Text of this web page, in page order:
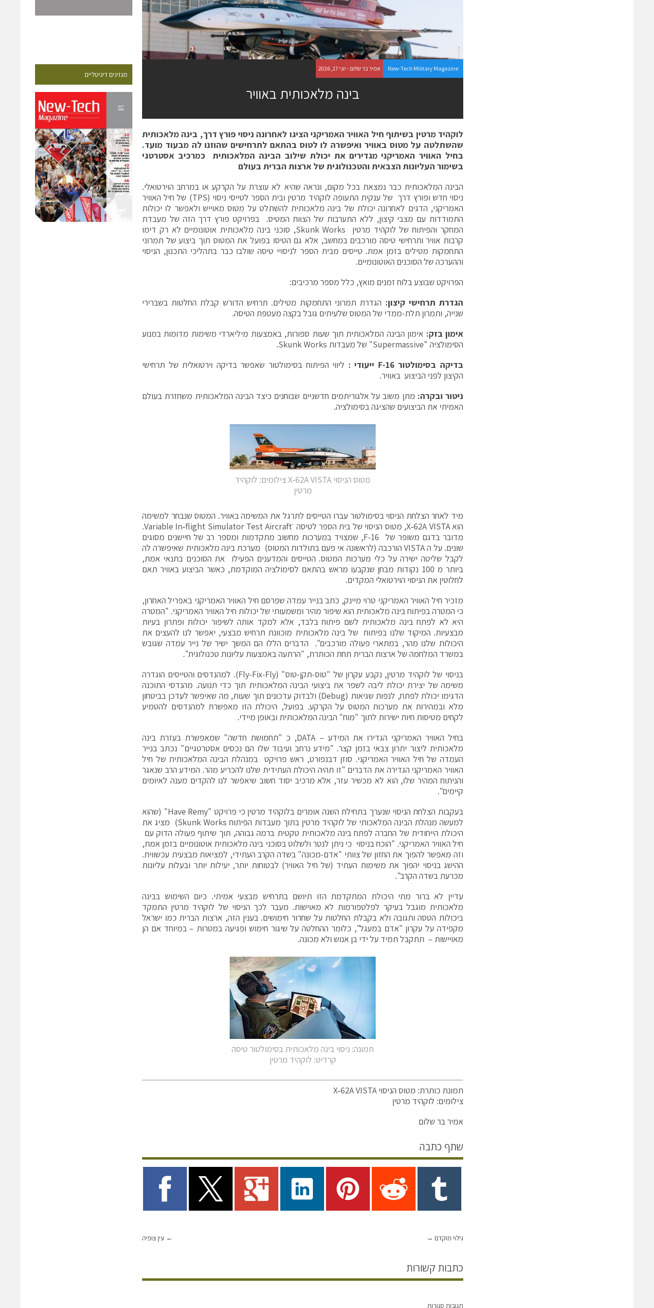
מגזינים דיגיטליים
New-Tech Military Magazine אמיר בר שלום - יוני 17, 2026
בינה מלאכותית באוויר
לוקהיד מרטין בשיתוף חיל האוויר האמריקני הציגו לאחרונה ניסוי פורץ דרך, בינה מלאכותית
שהשתלטה על מטוס באוויר ואיפשרה לו לטוס בהתאם לתרחישים שהוזנו לה מבעוד מועד.
בחיל האוויר האמריקני מגדירים את יכולת שילוב הבינה המלאכותית כמרכיב אסטרטגי
בשימור העליונות הצבאית והטכנולוגית של ארצות הברית בעולם
הבינה המלאכותית כבר נמצאת בכל מקום, ונראה שהיא לא עוצרת על הקרקע או במרחב הוירטואלי.
ניסוי חדש ופורץ דרך של ענקית התעופה לוקהיד מרטין ובית הספר לטייסי ניסוי (TPS) של חיל האוויר
האמריקני, הדגים לאחרונה יכולת של בינה מלאכותית להשתלט על מטוס מאוייש ולאפשר לו יכולות
התמודדות עם מצבי קיצון, ללא התערבות של הצוות המטיס. בפרויקט פורץ דרך הזה של מעבדת
המחקר והפיתוח של לוקהיד מרטין Skunk Works, סוכני בינה מלאכותית אוטונומיים לא רק דימו
קרבות אוויר ותרחישי טיסה מורכבים במחשב, אלא גם הטיסו בפועל את המטוס תוך ביצוע של תמרוני
התחמקות מטילים בזמן אמת. טייסים מבית הספר לניסויי טיסה שולבו כבר בתהליכי התכנון, הניסוי
וההערכה של הסוכנים האוטונומיים.
הפרויקט שבוצע בלוח זמנים מואץ, כלל מספר מרכיבים:
הגדרת תרחישי קיצון: הגדרת תמרוני התחמקות מטילים. תרחיש הדורש קבלת החלטות בשברירי
שנייה, ותמרון תלת-ממדי של המטוס שלעיתים גובל בקצה מעטפת הטיסה.
אימון בזק: אימון הבינה המלאכותית תוך שעות ספורות, באמצעות מיליארדי משימות מדומות במנוע
הסימולציה "Supermassive" של מעבדות Skunk Works.
בדיקה בסימולטור
F-16 ייעודי :
ליווי הפיתוח בסימולטור שאפשר בדיקה וירטואלית של תרחישי
הקיצון לפני הביצוע באוויר.
ניטור ובקרה: מתן משוב על אלגוריתמים חדשניים שבוחנים כיצד הבינה המלאכותית משחזרת בעולם
האמיתי את הביצועים שהציגה בסימולציה.
מטוס הניסוי X‑62A VISTA צילומים: לוקהיד
מרטין
מיד לאחר הצלחת הניסוי בסימולטור עברו הטייסים לתרגל את המשימה באוויר. המטוס שנבחר למשימה
הוא X‑62A VISTA, מטוס הניסוי של בית הספר לטיסה Variable In‑flight Simulator Test Aircraftֹׁׁׁׂ.
מדובר בדגם משופר של F-16, שמצויד במערכות מחשוב מתקדמות ומספר רב של חיישנים מסוגים
שונים. על ה VISTA הורכבה (לראשונה אי פעם בתולדות המטוס) מערכת בינה מלאכותית שאיפשרה לה
לקבל שליטה ישירה על כלי מערכות המטוס. הטייסים והמדענים הפעילו את הסוכנים בתנאי אמת,
ביותר מ 100 נקודות מבחן שנקבעו מראש בהתאם לסימולציה המוקדמת, כאשר הביצוע באוויר תאם
לחלוטין את הניסוי הוירטואלי המקדים.
מזכיר חיל האוויר האמריקני טרוי מיינק, כתב בנייר עמדה שפרסם חיל האוויר האמריקני באפריל האחרון,
כי המטרה בפיתוח בינה מלאכותית הוא שיפור מהיר ומשמעותי של יכולות חיל האוויר האמריקני. "המטרה
היא לא לפתח בינה מלאכותית לשם פיתוח בלבד, אלא למקד אותה לשיפור יכולות ופתרון בעיות
מבצעיות. המיקוד שלנו בפיתוח של בינה מלאכותית מוכוונת תרחיש מבצעי, יאפשר לנו להעצים את
היכולות שלנו מהר, במתארי פעולה מורכבים". הדברים הללו הם המשך ישיר של נייר עמדה שגובש
במשרד המלחמה של ארצות הברית תחת הכותרת, "הרתעה באמצעות עליונות טכנולוגית".
בניסוי של לוקהיד מרטין, נקבע עקרון של "טוס-תקן-טוס" (Fly-Fix-Fly). למהנדסים והטייסים הוגדרה
משימה של יצירת יכולת ליבה לשפר את ביצועי הבינה המלאכותית תוך כדי תנועה. מהנדסי התוכנה
הדגימו יכולת לפתח, לנפות שגיאות (Debug) ולבדוק עדכונים תוך שעות, מה שאיפשר לעדכן בביטחון
מלא ובמהירות את מערכות המטוס על הקרקע. בפועל, היכולת הזו מאפשרת למהנדסים להטמיע
לקחים מטיסות חיות ישירות לתוך "מוח" הבינה המלאכותית ובאופן מיידי.
בחיל האוויר האמריקני הגדירו את המידע – DATA, כ "תחמושת חדשה" שמאפשרת בעזרת בינה
מלאכותית ליצור יתרון צבאי בזמן קצר. "מידע נרחב ועיבוד שלו הם נכסים אסטרטגיים" נכתב בנייר
העמדה של חיל האוויר האמריקני. סוזן דבנפורט, ראש פרויקט במנהלת הבינה המלאכותית של חיל
האוויר האמריקני הגדירה את הדברים "זו תהיה היכולת העתידית שלנו להכריע מהר. המידע הרב שנאגר
והניתוח המהיר שלו, הוא לא מכשיר עזר, אלא מרכיב יסוד חשוב שיאפשר לנו להקדים מענה לאיומים
קיימים".
בעקבות הצלחת הניסוי שנערך בתחילת השנה אומרים בלוקהיד מרטין כי פרויקט "Have Remy" (שהוא
למעשה מנהלת הבינה המלאכותי של לוקהיד מרטין בתוך מעבדות הפיתוח Skunk Works) מציג את
היכולת הייחודית של החברה לפתח בינה מלאכותית טקטית ברמה גבוהה, תוך שיתוף פעולה הדוק עם
חיל האוויר האמריקני. "הוכח בניסוי כי ניתן לנטר ולשלוט בסוכני בינה מלאכותית אוטונומיים בזמן אמת,
וזה מאפשר להפוך את החזון של צוותי "אדם-מכונה" בשדה הקרב העתידי, למציאות מבצעית עכשווית.
ההישג בניסוי יהפוך את משימות העתיד (של חיל האוויר) לבטוחות יותר, יעילות יותר ובעלות עליונות
מכרעת בשדה הקרב".
עדיין לא ברור מתי היכולת המתקדמת הזו תיושם בתרחיש מבצעי אמיתי. כיום השימוש בבינה
מלאכותית מוגבל בעיקר לפלטפורמות לא מאוישות. מעבר לכך הניסוי של לוקהיד מרטין התמקד
ביכולות הטסה ותגובה ולא בקבלת החלטות על שחרור חימושים. בענין הזה, ארצות הברית כמו ישראל
מקפידה על עקרון "אדם במעגל", כלומר ההחלטה על שיגור חימוש ופגיעה במטרות – במיוחד אם הן
מאויישות – תתקבל תמיד על ידי בן אנוש ולא מכונה.
תמונה: ניסוי בינה מלאכותית בסימולטור טיסה
קרדיט: לוקהיד מרטין
תמונת כותרת: מטוס הניסוי X‑62A VISTA
צילומים: לוקהיד מרטין
אמיר בר שלום
שתף כתבה
← עין צופיה גילוי מוקדם →
כתבות קשורות
תגובות סגורות